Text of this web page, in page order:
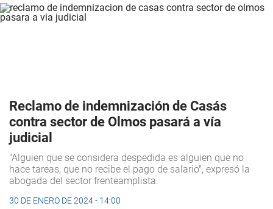
Reclamo de indemnización de Casás
contra sector de Olmos pasará a vía
judicial
"Alguien que se considera despedida es alguien que no
hace tareas, que no recibe el pago de salario", expresó la
abogada del sector frenteamplista.
30 DE ENERO DE 2024 - 14:00